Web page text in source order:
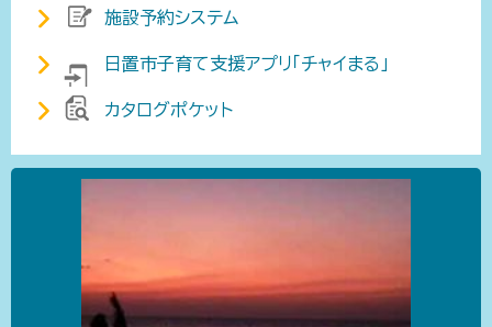
施設予約システム
日置市子育て支援アプリ「チャイまる」
カタログポケット